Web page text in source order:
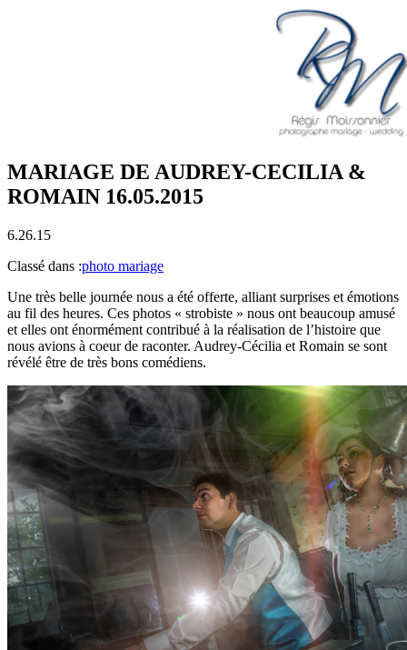
MARIAGE DE AUDREY-CECILIA &
ROMAIN 16.05.2015
6.26.15
Classé dans :photo mariage
Une très belle journée nous a été offerte, alliant surprises et émotions
au fil des heures. Ces photos « strobiste » nous ont beaucoup amusé
et elles ont énormément contribué à la réalisation de l’histoire que
nous avions à coeur de raconter. Audrey-Cécilia et Romain se sont
révélé être de très bons comédiens.